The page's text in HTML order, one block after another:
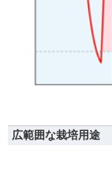
広範囲な栽培用途